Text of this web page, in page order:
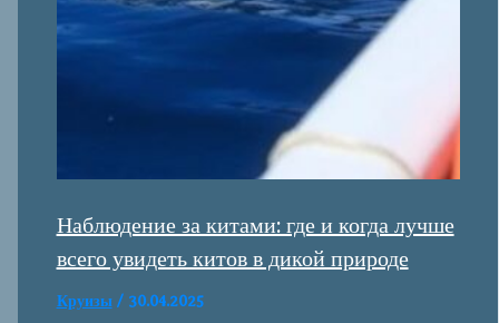
Наблюдение за китами: где и когда лучше
всего увидеть китов в дикой природе
Круизы/ 30.04.2025